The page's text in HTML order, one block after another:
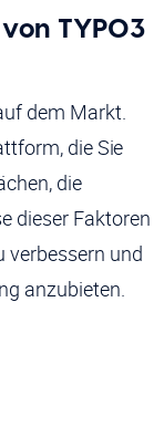
TYPO3
dem Markt.
die Sie
die
dieser Faktoren
verbessern und
anzubieten.